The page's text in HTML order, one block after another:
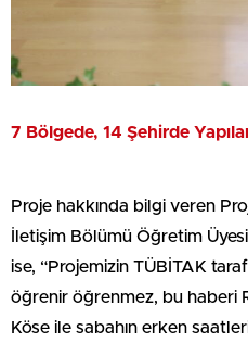
7 Bölgede, 14 Şehirde
Proje hakkında bilgi veren
İletişim Bölümü Öğretim
ise, “Projemizin TÜBİTAK
öğrenir öğrenmez, bu haberi
Köse ile sabahın erken